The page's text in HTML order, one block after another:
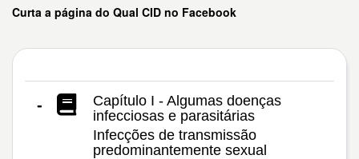
Curta a página do Qual CID no Facebook
-
Capítulo I - Algumas doenças
infecciosas e parasitárias
Infecções de transmissão
predominantemente sexual